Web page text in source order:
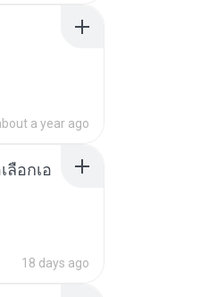
a year ago
ลือกเอ
18 days ago